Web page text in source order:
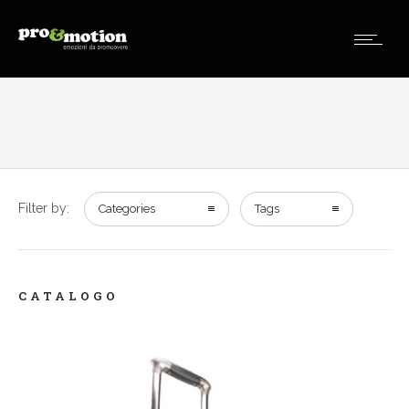
Filter by: Categories Tags
CATALOGO